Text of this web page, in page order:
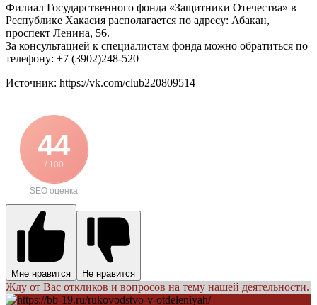
Филиал Государственного фонда «Защитники Отечества» в
Республике Хакасия располагается по адресу: Абакан,
проспект Ленина, 56.
За консультацией к специалистам фонда можно обратиться по
телефону: +7 (3902)248-520
Источник: https://vk.com/club220809514
44
/ 100
SEO оценка
Мне нравится Не нравится
Жду от Вас откликов и вопросов на тему нашей деятельности.